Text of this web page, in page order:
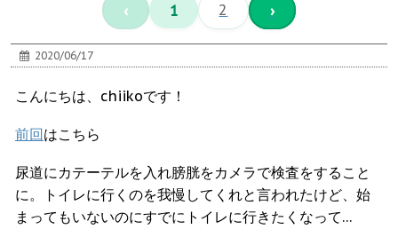
‹ 1 2 ›
2020/06/17
こんにちは、chiikoです！
前回はこちら
尿道にカテーテルを入れ膀胱をカメラで検査をすること
に。トイレに行くのを我慢してくれと言われたけど、始
まってもいないのにすでにトイレに行きたくなって…